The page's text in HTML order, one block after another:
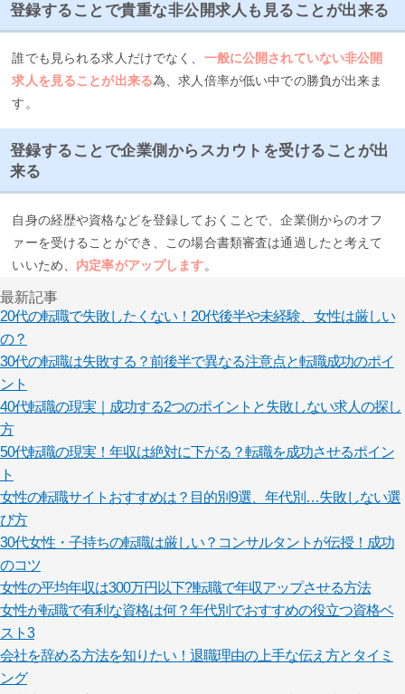
登録することで貴重な非公開求人も見ることが出来る
誰でも見られる求人だけでなく、 一般に公開されていない非公開
求人を見ることが出来る為、求人倍率が低い中での勝負が出来ま
す。
登録することで企業側からスカウトを受けることが出
来る
自身の経歴や資格などを登録しておくことで、企業側からのオフ
ァーを受けることができ、この場合書類審査は通過したと考えて
いいため、 内定率がアップします。
最新記事
20代の転職で失敗したくない！20代後半や未経験、女性は厳しい
の？
30代の転職は失敗する？前後半で異なる注意点と転職成功のポイ
ント
40代転職の現実｜成功する2つのポイントと失敗しない求人の探し
方
50代転職の現実！年収は絶対に下がる？転職を成功させるポイン
ト
女性の転職サイトおすすめは？目的別9選、年代別…失敗しない選
び方
30代女性・子持ちの転職は厳しい？コンサルタントが伝授！成功
のコツ
女性の平均年収は300万円以下?!転職で年収アップさせる方法
女性が転職で有利な資格は何？年代別でおすすめの役立つ資格ベ
スト3
会社を辞める方法を知りたい！退職理由の上手な伝え方とタイミ
ング